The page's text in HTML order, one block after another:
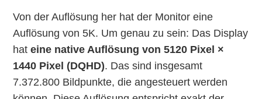
Von der Auflösung her hat der Monitor eine
Auflösung von 5K. Um genau zu sein: Das Display
hateine native Auflösung von 5120 Pixel ×
1440 Pixel (DQHD). Das sind insgesamt
7.372.800 Bildpunkte, die angesteuert werden